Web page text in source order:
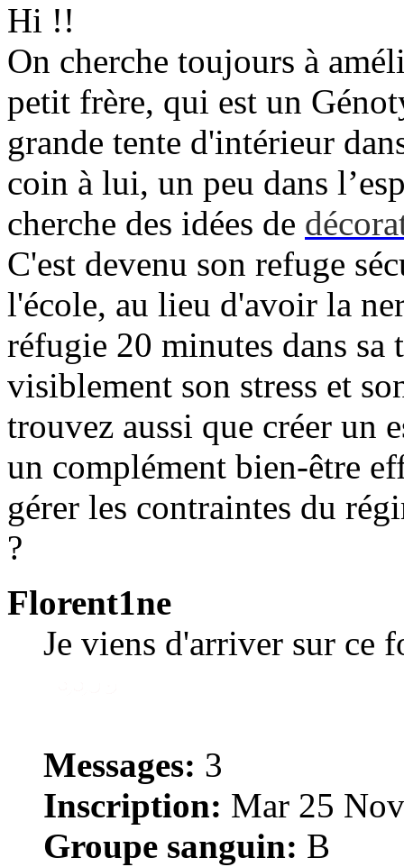
Hi !!
On cherche toujours à
petit frère, qui est un
grande tente d'intérieur
coin à lui, un peu dans
cherche des idées de
C'est devenu son refuge
l'école, au lieu d'avoir la
réfugie 20 minutes dans
visiblement son stress et
trouvez aussi que créer un
un complément bien-être
gérer les contraintes du
?
Florent1ne
Je viens d'arriver sur ce
Messages: 3
Inscription: Mar 25
Groupe sanguin: B